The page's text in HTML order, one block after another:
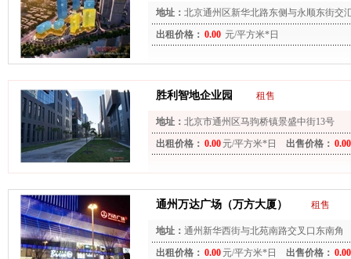
地址： 北京通州区新华北路东侧与永顺东街交
出租价格： 0.00 元/平方米*日
胜利智地企业园 租售
地址： 北京市通州区马驹桥镇景盛中街13号
出租价格： 0.00 元/平方米*日 出售价格： 0.00
通州万达广场（万方大厦） 租售
地址： 通州新华西街与北苑南路交叉口东南角
出租价格： 0.00 元/平方米*日 出售价格： 0.00